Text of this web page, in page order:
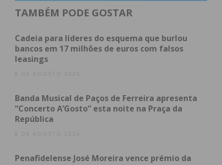
juntamente com os Bombeiros Voluntários de
Lousada, chamados por populares ao local.
Os bombeiros, apoiados pelas equipas da viatura
médica de emergência e reanimação do Vale do
Sousa e de suporte básico de vida de Amarante,
prolongaram por mais de 30 minutos. Depois,
transportaram a vítima para o Hospital Padre
Américo, em Penafiel, mas esta não resistiu.
TAMBÉM PODE GOSTAR
Cadeia para líderes do esquema que burlou
bancos em 17 milhões de euros com falsos
leasings
8 DE AGOSTO 2026
Banda Musical de Paços de Ferreira apresenta
“Concerto A’Gosto” esta noite na Praça da
República
8 DE AGOSTO 2026
Penafidelense José Moreira vence prémio da